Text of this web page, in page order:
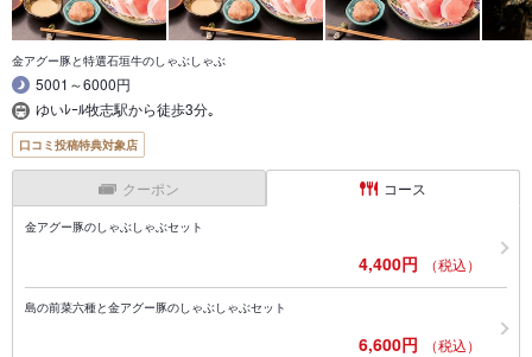
金アグー豚と特選石垣牛のしゃぶしゃぶ
5001～6000円
ゆいﾚｰﾙ牧志駅から徒歩3分｡
口コミ投稿特典対象店
クーポン コース
金アグー豚のしゃぶしゃぶセット
4,400円 （税込）
島の前菜六種と金アグー豚のしゃぶしゃぶセット
6,600円 （税込）